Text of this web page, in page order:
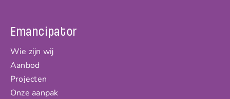
Emancipator
Wie zijn wij
Aanbod
Projecten
Onze aanpak